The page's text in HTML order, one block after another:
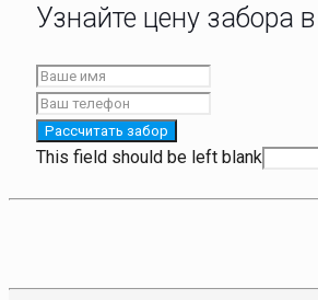
Узнайте цену забора
Рассчитать забор
This field should be left blank